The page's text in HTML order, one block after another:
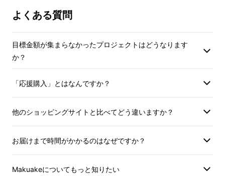
当たり前になっていませんか？
――靴やよごれ物を独立スペースに分けられる
から、清潔さも型崩れも気にせず快適に旅がで
た服とごちゃ混ぜに」
▶使わなかった着替え類は、家に戻ってからそ
よくある質問
目標金額が集まらなかったプロジェクトはどうなります
か？
「応援購入」とはなんですか？
他のショッピングサイトと比べてどう違いますか？
お届けまで時間がかかるのはなぜですか？
Makuakeについてもっと知りたい